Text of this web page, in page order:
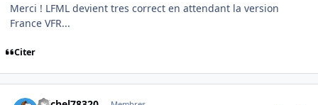
Merci ! LFML devient tres correct en attendant la version
France VFR...
Citer